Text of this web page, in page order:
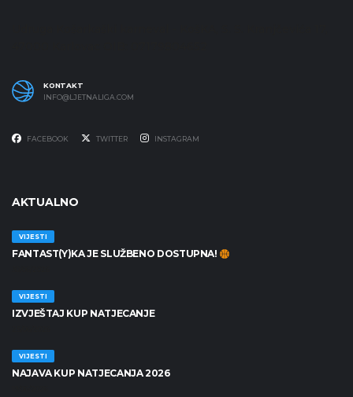
KONTAKT
INFO@LJETNALIGA.COM
FACEBOOK TWITTER INSTAGRAM
AKTUALNO
VIJESTI
FANTAST(Y)KA JE SLUŽBENO DOSTUPNA!
VIJESTI
IZVJEŠTAJ KUP NATJECANJE
VIJESTI
NAJAVA KUP NATJECANJA 2026